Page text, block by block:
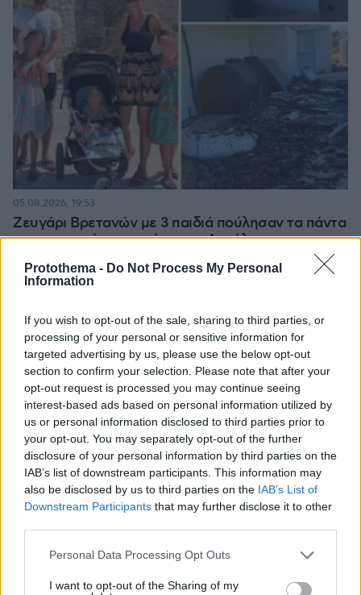
Protothema - Do Not Process My Personal
Information
If you wish to opt-out of the sale, sharing to third parties, or
processing of your personal or sensitive information for
targeted advertising by us, please use the below opt-out
section to confirm your selection. Please note that after your
opt-out request is processed you may continue seeing
interest-based ads based on personal information utilized by
us or personal information disclosed to third parties prior to
your opt-out. You may separately opt-out of the further
disclosure of your personal information by third parties on the
IAB’s list of downstream participants. This information may
also be disclosed by us to third parties on the IAB’s List of
Downstream Participants that may further disclose it to other
Please note that this website/app uses one or more Google
not limited to your visit or usage behaviour. You may click to
Personal Data Processing Opt Outs
I want to opt-out of the Sharing of my
Ζευγάρι Βρετανών με 3 παιδιά πούλησαν τα πάντα
για να αγοράσουν σπίτι στην Αιγιάλεια,
μετακομίσουν, φωτογραφίες
05.08.2026, 19:53
Loaded
100.00%
Δείτε βίντεο: Υποψήφιος
Δημοκρατικός σε παραλία της Χαβάης
προκαλεί βρίζοντας γυναίκες, πέφτει
ξερός από γροθιά
05.08.2026, 21:28 44
Loaded
«Την έβαλα μέσα στον πανικό μου σε
μια βαλίτσα, την έδωσα σε έναν
γέρο»: Τι ισχυρίστηκε ο Αφγανός
στους αστυνομικούς για τη δολοφονία
05.08.2026, 12:26 114